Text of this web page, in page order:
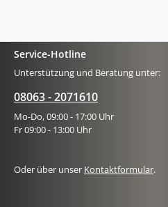
Service-Hotline
Unterstützung und Beratung unter:
08063 - 2071610
Mo-Do, 09:00 - 17:00 Uhr
Fr 09:00 - 13:00 Uhr
Oder über unser Kontaktformular.